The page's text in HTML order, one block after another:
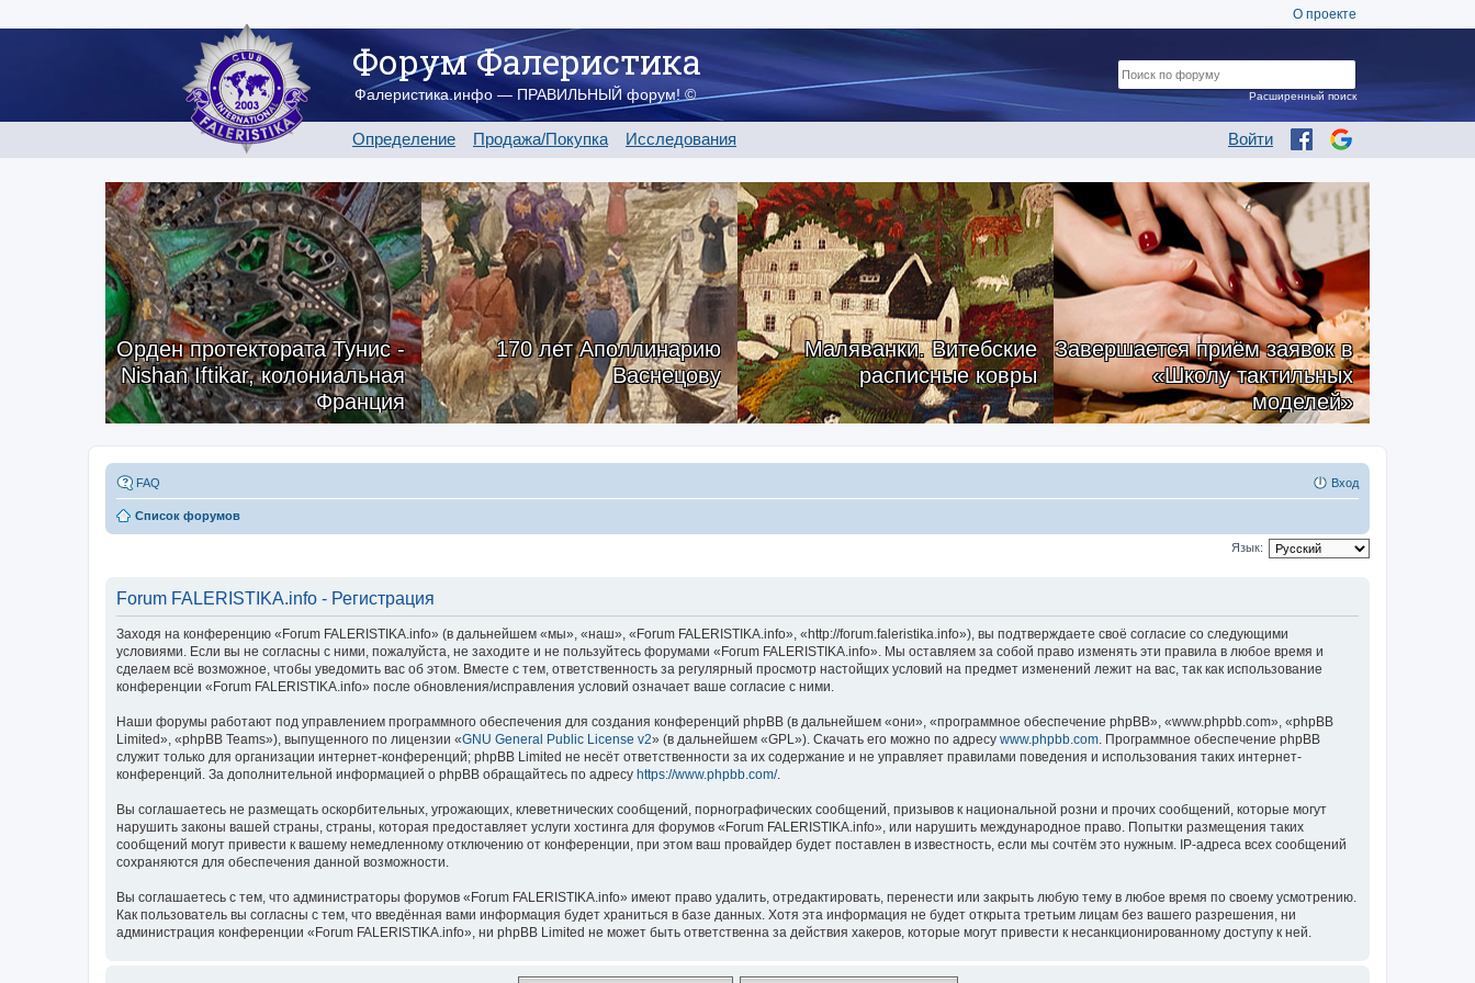
О проекте
Форум Фалеристика
Фалеристика.инфо — ПРАВИЛЬНЫЙ форум! ©
Определение Продажа/Покупка Исследования Войти
Расширенный поиск
Орден протектората Тунис -
Nishan Iftikar, колониальная
Франция
170 лет Аполлинарию
Васнецову
Маляванки. Витебские
расписные ковры
Завершается приём заявок в
«Школу тактильных
моделей»
FAQ Вход
Список форумов
Язык:
Forum FALERISTIKA.info - Регистрация
Заходя на конференцию «Forum FALERISTIKA.info» (в дальнейшем «мы», «наш», «Forum FALERISTIKA.info», «http://forum.faleristika.info»), вы подтверждаете своё согласие со следующими
условиями. Если вы не согласны с ними, пожалуйста, не заходите и не пользуйтесь форумами «Forum FALERISTIKA.info». Мы оставляем за собой право изменять эти правила в любое время и
сделаем всё возможное, чтобы уведомить вас об этом. Вместе с тем, ответственность за регулярный просмотр настойщих условий на предмет изменений лежит на вас, так как использование
конференции «Forum FALERISTIKA.info» после обновления/исправления условий означает ваше согласие с ними.
Наши форумы работают под управлением программного обеспечения для создания конференций phpBB (в дальнейшем «они», «программное обеспечение phpBB», «www.phpbb.com», «phpBB
Limited», «phpBB Teams»), выпущенного по лицензии «GNU General Public License v2» (в дальнейшем «GPL»). Скачать его можно по адресу www.phpbb.com . Программное обеспечение phpBB
служит только для организации интернет-конференций; phpBB Limited не несёт ответственности за их содержание и не управляет правилами поведения и использования таких интернет-
конференций. За дополнительной информацией о phpBB обращайтесь по адресу https://www.phpbb.com/.
Вы соглашаетесь не размещать оскорбительных, угрожающих, клеветнических сообщений, порнографических сообщений, призывов к национальной розни и прочих сообщений, которые могут
нарушить законы вашей страны, страны, которая предоставляет услуги хостинга для форумов «Forum FALERISTIKA.info», или нарушить международное право. Попытки размещения таких
сообщений могут привести к вашему немедленному отключению от конференции, при этом ваш провайдер будет поставлен в известность, если мы сочтём это нужным. IP-адреса всех сообщений
сохраняются для обеспечения данной возможности.
Вы соглашаетесь с тем, что администраторы форумов «Forum FALERISTIKA.info» имеют право удалить, отредактировать, перенести или закрыть любую тему в любое время по своему усмотрению.
Как пользователь вы согласны с тем, что введённая вами информация будет храниться в базе данных. Хотя эта информация не будет открыта третьим лицам без вашего разрешения, ни
администрация конференции «Forum FALERISTIKA.info», ни phpBB Limited не может быть ответственна за действия хакеров, которые могут привести к несанкционированному доступу к ней.